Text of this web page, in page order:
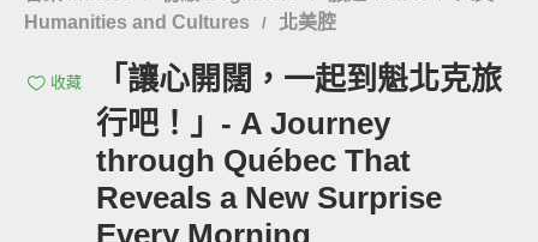
Humanities and Cultures
/ 北美腔
收藏
「讓心開闊，一起到魁北克旅
行吧！」- A Journey
through Québec That
Reveals a New Surprise
Every Morning